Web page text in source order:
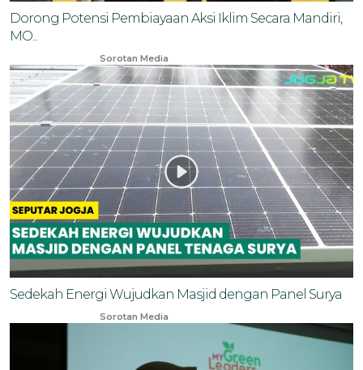
Dorong Potensi Pembiayaan Aksi Iklim Secara Mandiri,
MO...
Sorotan Media
Sedekah Energi Wujudkan Masjid dengan Panel Surya
Sorotan Media